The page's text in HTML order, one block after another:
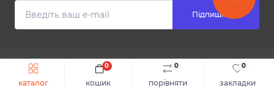
каталог порівняти
0
закладки
0
кошик
0
Швидке замовлення До кошика
Підпишіться
ІНФОРМАЦІЯ